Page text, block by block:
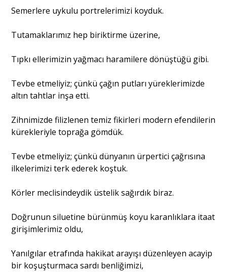
Semerlere uykulu portrelerimizi koyduk.
Tutamaklarımız hep biriktirme üzerine,
Tıpkı ellerimizin yağmacı haramilere dönüştüğü gibi.
Tevbe etmeliyiz; çünkü çağın putları yüreklerimizde
altın tahtlar inşa etti.
Zihnimizde filizlenen temiz fikirleri modern efendilerin
kürekleriyle toprağa gömdük.
Tevbe etmeliyiz; çünkü dünyanın ürpertici çağrısına
ilkelerimizi terk ederek koştuk.
Körler meclisindeydik üstelik sağırdık biraz.
Doğrunun siluetine bürünmüş koyu karanlıklara itaat
girişimlerimiz oldu,
Yanılgılar etrafında hakikat arayışı düzenleyen acayip
bir koşuşturmaca sardı benliğimizi,